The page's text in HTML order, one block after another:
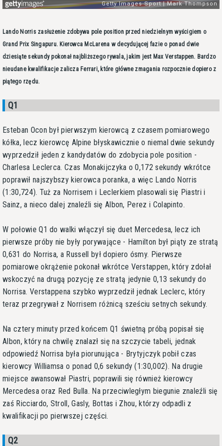
Lando Norris zasłużenie zdobywa pole position przed niedzielnym wyścigiem o
Grand Prix Singapuru. Kierowca McLarena w decydującej fazie o ponad dwie
dziesiąte sekundy pokonał najbliższego rywala, jakim jest Max Verstappen. Bardzo
nieudane kwalifikacje zalicza Ferrari, które główne zmagania rozpocznie dopiero z
piątego rzędu.
Q1
Esteban Ocon był pierwszym kierowcą z czasem pomiarowego
kółka, lecz kierowcę Alpine błyskawicznie o niemal dwie sekundy
wyprzedził jeden z kandydatów do zdobycia pole position -
Charlesa Leclerca. Czas Monakijczyka o 0,172 sekundy wkrótce
poprawił najszybszy kierowca poranka, a więc Lando Norris
(1:30,724). Tuż za Norrisem i Leclerkiem plasowali się Piastri i
Sainz, a nieco dalej znaleźli się Albon, Perez i Colapinto.
W połowie Q1 do walki włączył się duet Mercedesa, lecz ich
pierwsze próby nie były porywające - Hamilton był piąty ze stratą
0,631 do Norrisa, a Russell był dopiero ósmy. Pierwsze
pomiarowe okrążenie pokonał wkrótce Verstappen, który zdołał
wskoczyć na drugą pozycję ze stratą jedynie 0,13 sekundy do
Norrisa. Verstappena szybko wyprzedził jednak Leclerc, który
teraz przegrywał z Norrisem różnicą sześciu setnych sekundy.
Na cztery minuty przed końcem Q1 świetną próbą popisał się
Albon, który na chwilę znalazł się na szczycie tabeli, jednak
odpowiedź Norrisa była piorunująca - Brytyjczyk pobił czas
kierowcy Williamsa o ponad 0,6 sekundy (1:30,002). Na drugie
miejsce awansował Piastri, poprawili się również kierowcy
Mercedesa oraz Red Bulla. Na przeciwległym biegunie znaleźli się
zaś Ricciardo, Stroll, Gasly, Bottas i Zhou, którzy odpadli z
kwalifikacji po pierwszej części.
Q2